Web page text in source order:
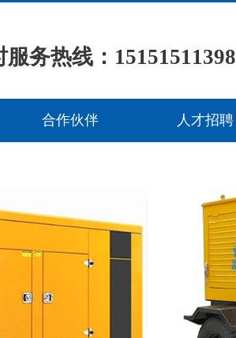
服务热线：15151511398
合作伙伴 人才招聘